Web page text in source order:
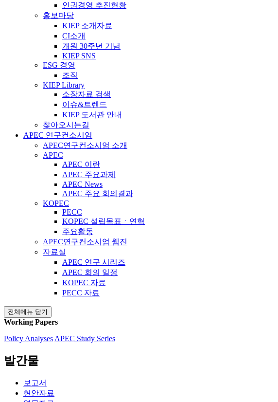
인권경영 추진현황
홍보마당
KIEP 소개자료
CI소개
개원 30주년 기념
KIEP SNS
ESG 경영
조직
KIEP Library
소장자료 검색
이슈&트렌드
KIEP 도서관 안내
찾아오시는길
APEC 연구컨소시엄
APEC연구컨소시엄 소개
APEC
APEC 이란
APEC 주요과제
APEC News
APEC 주요 회의결과
KOPEC
PECC
KOPEC 설립목표ㆍ연혁
주요활동
APEC연구컨소시엄 웹진
자료실
APEC 연구 시리즈
APEC 회의 일정
KOPEC 자료
PECC 자료
전체메뉴 닫기
Working Papers
Policy Analyses APEC Study Series
발간물
보고서
현안자료